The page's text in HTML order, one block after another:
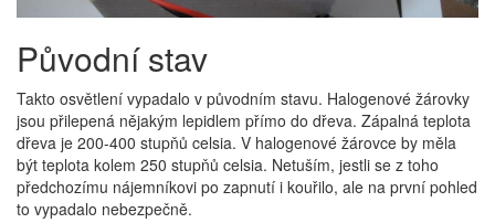
Původní stav
Takto osvětlení vypadalo v původním stavu. Halogenové žárovky
jsou přilepená nějakým lepidlem přímo do dřeva. Zápalná teplota
dřeva je 200-400 stupňů celsia. V halogenové žárovce by měla
být teplota kolem 250 stupňů celsia. Netuším, jestli se z toho
předchozímu nájemníkovi po zapnutí i kouřilo, ale na první pohled
to vypadalo nebezpečně.